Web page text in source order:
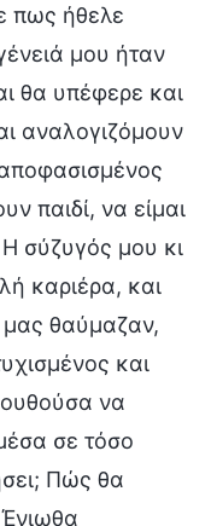
πως ήθελε
μου ήταν
θα υπέφερε και
αναλογιζόμουν
παιδί, να είμαι
σύζυγός μου κι
καριέρα, και
θαύμαζαν,
και
να
σε τόσο
Πώς θα